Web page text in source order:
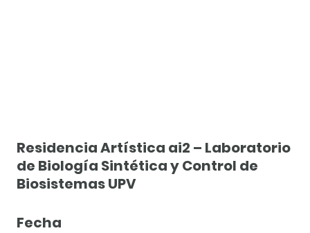
Residencia Artística ai2 – Laboratorio
de Biología Sintética y Control de
Biosistemas UPV
Fecha